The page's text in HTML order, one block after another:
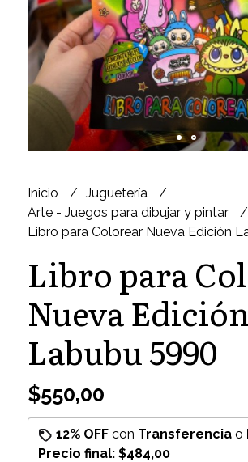
Inicio
Juguetería
Arte - Juegos para dibujar y pintar
Libro para Colorear Nueva Edición
Libro para
Nueva Edición
Labubu 5990
$550,00
12% OFFcon Transferenciao
Precio final: $484,00